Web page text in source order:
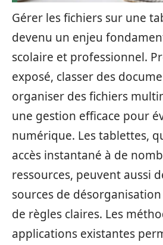
Gérer les fichiers sur une
devenu un enjeu
scolaire et professionnel.
exposé, classer des
organiser des fichiers
une gestion efficace pour
numérique. Les tablettes,
accès instantané à de
ressources, peuvent aussi
sources de
de règles claires. Les
applications existantes